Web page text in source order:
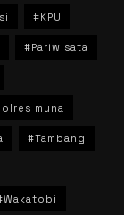
#KPU
#Pariwisata
muna
#Tambang